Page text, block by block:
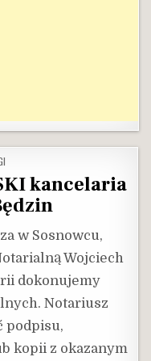
kancelaria
w Sosnowcu,
Wojciech
dokonujemy
Notariusz
podpisu,
kopii z okazanym